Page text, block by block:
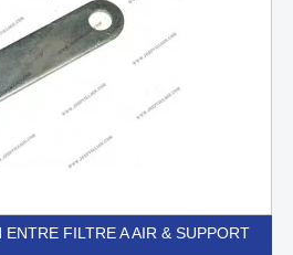
FILTRE A AIR & SUPPORT